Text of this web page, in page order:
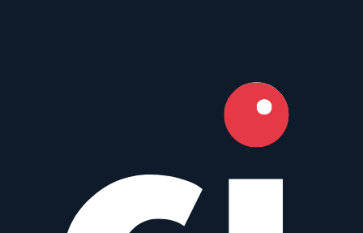
Astrophotography